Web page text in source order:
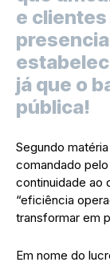
e
já que o
pública!
Segundo
comandado pelo
continuidade ao
“eficiência
transformar em
Em nome do